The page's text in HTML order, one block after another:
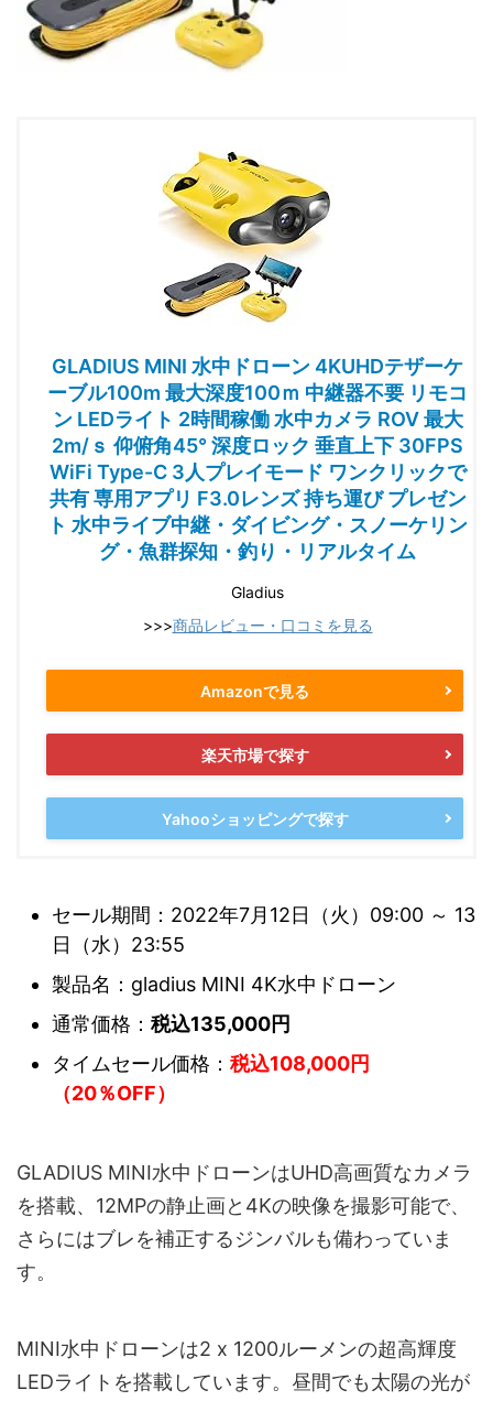
GLADIUS MINI 水中ドローン 4KUHDテザーケ
ーブル100m 最大深度100ｍ 中継器不要 リモコ
ン LEDライト 2時間稼働 水中カメラ ROV 最大
2m/ｓ 仰俯角45° 深度ロック 垂直上下 30FPS
WiFi Type-C 3人プレイモード ワンクリックで
共有 専用アプリ F3.0レンズ 持ち運び プレゼン
ト 水中ライブ中継・ダイビング・スノーケリン
グ・魚群探知・釣り・リアルタイム
Gladius
>>>商品レビュー・口コミを見る
Amazonで見る
楽天市場で探す
Yahooショッピングで探す
セール期間：2022年7月12日（火）09:00 ～ 13
日（水）23:55
製品名：gladius MINI 4K水中ドローン
通常価格： 税込135,000円
タイムセール価格： 税込108,000円
（20％OFF）
GLADIUS MINI水中ドローンはUHD高画質なカメラ
を搭載、12MPの静止画と4Kの映像を撮影可能で、
さらにはブレを補正するジンバルも備わっていま
す。
MINI水中ドローンは2 x 1200ルーメンの超高輝度
LEDライトを搭載しています。昼間でも太陽の光が